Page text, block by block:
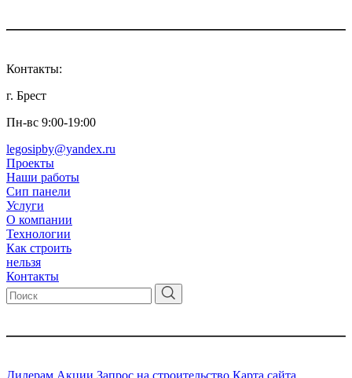
Контакты:
г. Брест
Пн-вс 9:00-19:00
legosipby@yandex.ru
Проекты
Наши работы
Сип панели
Услуги
О компании
Технологии
Как строить
нельзя
Контакты